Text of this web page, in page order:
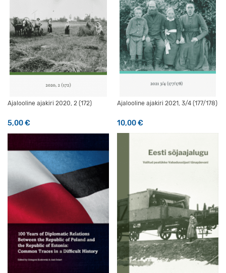
Ajalooline ajakiri 2020, 2 (172)
5,00€
Ajalooline ajakiri 2021, 3/4 (177/178)
10,00€